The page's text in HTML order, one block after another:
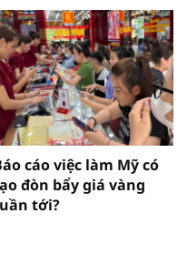
cáo việc làm Mỹ có
đòn bẩy giá vàng
tới?